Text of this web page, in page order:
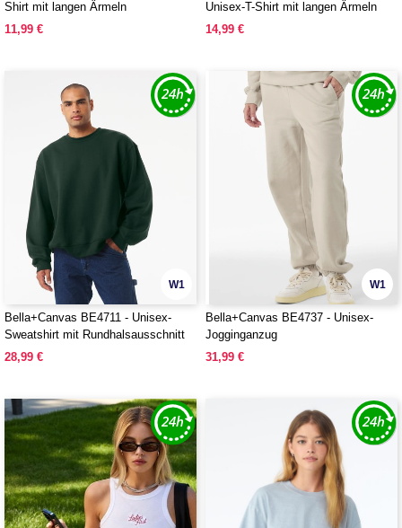
Shirt mit langen Ärmeln
11,99 €
Unisex-T-Shirt mit langen Ärmeln
14,99 €
W1
Bella+Canvas BE4711 - Unisex-
Sweatshirt mit Rundhalsausschnitt
28,99 €
W1
Bella+Canvas BE4737 - Unisex-
Jogginganzug
31,99 €